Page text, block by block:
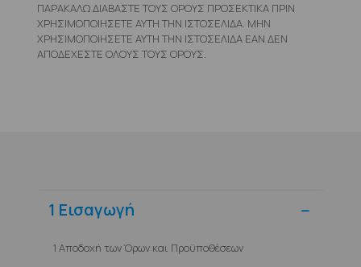
ΠΑΡΑΚΑΛΩ ΔΙΑΒΑΣΤΕ ΤΟΥΣ ΟΡΟΥΣ ΠΡΟΣΕΚΤΙΚΑ ΠΡΙΝ
ΧΡΗΣΙΜΟΠΟΙΗΣΕΤΕ ΑΥΤΗ ΤΗΝ ΙΣΤΟΣΕΛΙΔΑ. ΜΗΝ
ΧΡΗΣΙΜΟΠΟΙΗΣΕΤΕ ΑΥΤΗ ΤΗΝ ΙΣΤΟΣΕΛΙΔΑ ΕΑΝ ΔΕΝ
ΑΠΟΔΕΧΕΣΤΕ ΟΛΟΥΣ ΤΟΥΣ ΟΡΟΥΣ.
1 Εισαγωγή
1 Αποδοχή των Όρων και Προϋποθέσεων